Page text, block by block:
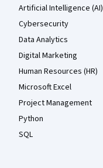
Artificial Intelligence (AI)
Cybersecurity
Data Analytics
Digital Marketing
Human Resources (HR)
Microsoft Excel
Project Management
Python
SQL